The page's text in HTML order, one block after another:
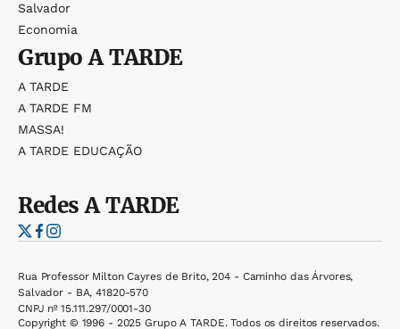
Salvador
Economia
GrupoA TARDE
A TARDE
A TARDE FM
MASSA!
A TARDE EDUCAÇÃO
RedesA TARDE
Rua Professor Milton Cayres de Brito, 204 - Caminho das Árvores,
Salvador - BA, 41820-570
CNPJ nº 15.111.297/0001-30
Copyright © 1996 - 2025 Grupo A TARDE. Todos os direitos reservados.